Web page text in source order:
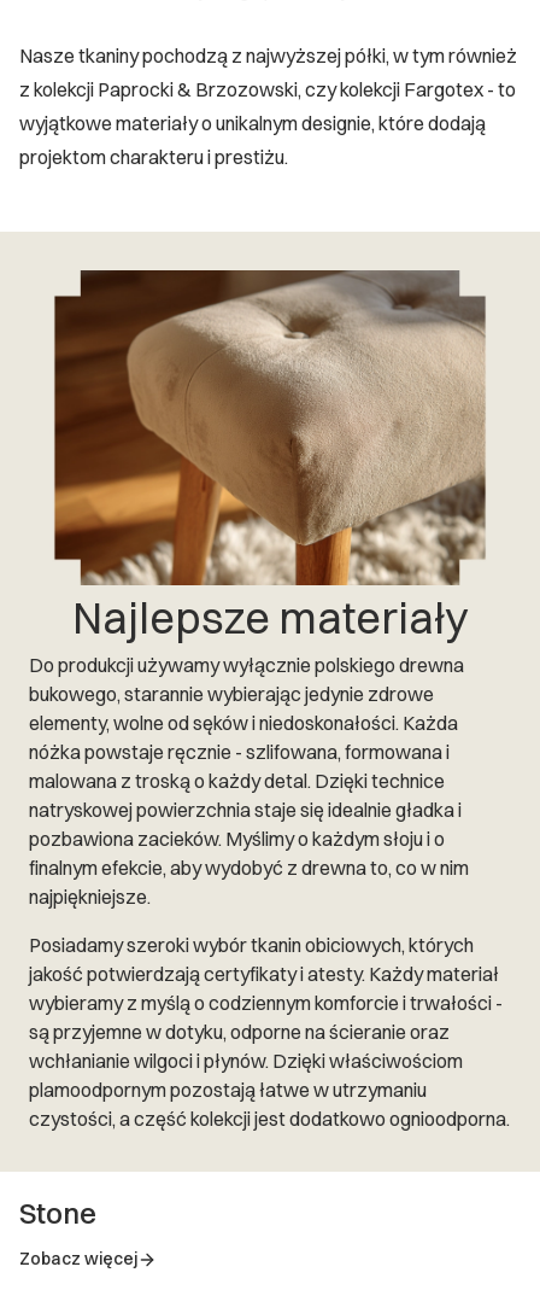
Nasze tkaniny pochodzą z najwyższej półki, w tym również
z kolekcji Paprocki & Brzozowski, czy kolekcji Fargotex - to
wyjątkowe materiały o unikalnym designie, które dodają
projektom charakteru i prestiżu.
Najlepsze materiały
Do produkcji używamy wyłącznie polskiego drewna
bukowego, starannie wybierając jedynie zdrowe
elementy, wolne od sęków i niedoskonałości. Każda
nóżka powstaje ręcznie - szlifowana, formowana i
malowana z troską o każdy detal. Dzięki technice
natryskowej powierzchnia staje się idealnie gładka i
pozbawiona zacieków. Myślimy o każdym słoju i o
finalnym efekcie, aby wydobyć z drewna to, co w nim
najpiękniejsze.
Posiadamy szeroki wybór tkanin obiciowych, których
jakość potwierdzają certyfikaty i atesty. Każdy materiał
wybieramy z myślą o codziennym komforcie i trwałości -
są przyjemne w dotyku, odporne na ścieranie oraz
wchłanianie wilgoci i płynów. Dzięki właściwościom
plamoodpornym pozostają łatwe w utrzymaniu
czystości, a część kolekcji jest dodatkowo ognioodporna.
Stone
Zobacz więcej